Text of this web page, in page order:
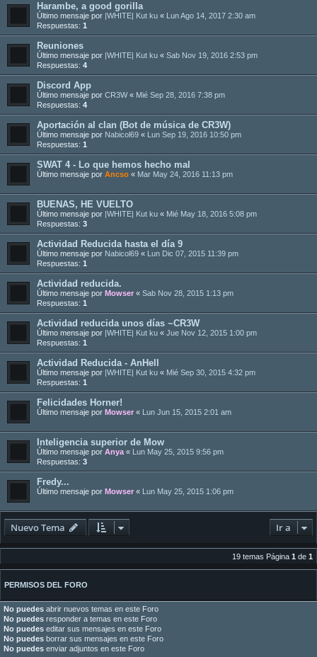
Harambe, a good gorilla
Último mensaje por |WHITE| Kut ku « Lun Ago 14, 2017 2:30 am
Respuestas: 1
Reuniones
Último mensaje por |WHITE| Kut ku « Sab Nov 19, 2016 2:53 pm
Respuestas: 4
Discord App
Último mensaje por CR3W« Mié Sep 28, 2016 7:38 pm
Respuestas: 4
Aportación al clan (Bot de música de CR3W)
Último mensaje por Nabicol69 « Lun Sep 19, 2016 10:50 pm
Respuestas: 1
SWAT 4 - Lo que hemos hecho mal
Último mensaje por Ancso « Mar May 24, 2016 11:13 pm
BUENAS, HE VUELTO
Último mensaje por |WHITE| Kut ku « Mié May 18, 2016 5:08 pm
Respuestas: 3
Actividad Reducida hasta el día 9
Último mensaje por Nabicol69 « Lun Dic 07, 2015 11:39 pm
Respuestas: 1
Actividad reducida.
Último mensaje por Mowser « Sab Nov 28, 2015 1:13 pm
Respuestas: 1
Actividad reducida unos días ~CR3W
Último mensaje por |WHITE| Kut ku « Jue Nov 12, 2015 1:00 pm
Respuestas: 1
Actividad Reducida - AnHell
Último mensaje por |WHITE| Kut ku « Mié Sep 30, 2015 4:32 pm
Respuestas: 1
Felicidades Horner!
Último mensaje por Mowser « Lun Jun 15, 2015 2:01 am
Inteligencia superior de Mow
Último mensaje por Anya« Lun May 25, 2015 9:56 pm
Respuestas: 3
Fredy...
Último mensaje por Mowser « Lun May 25, 2015 1:06 pm
Nuevo Tema Ir a
19 temas Página 1de 1
PERMISOS DEL FORO
No puedes abrir nuevos temas en este Foro
No puedes responder a temas en este Foro
No puedes editar sus mensajes en este Foro
No puedes borrar sus mensajes en este Foro
No puedes enviar adjuntos en este Foro